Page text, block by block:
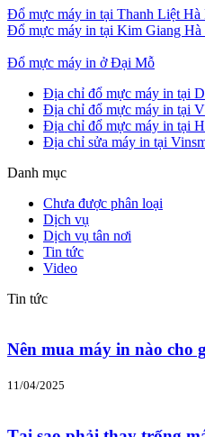
Đổ mực máy in tại Thanh Liệt Hà
Đổ mực máy in tại Kim Giang Hà
Đổ mực máy in ở Đại Mỗ
Địa chỉ đổ mực máy in tại
Địa chỉ đổ mực máy in tại
Địa chỉ đổ mực máy in tại
Địa chỉ sửa máy in tại
Danh mục
Chưa được phân loại
Dịch vụ
Dịch vụ tân nơi
Tin tức
Video
Tin tức
Nên mua máy in nào cho
11/04/2025